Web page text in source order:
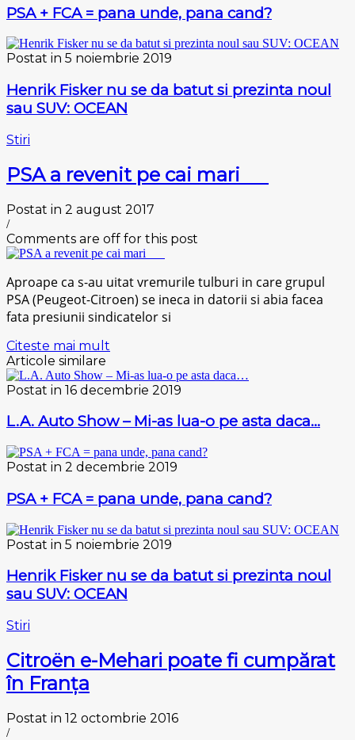
PSA + FCA = pana unde, pana cand?
Postat in 5 noiembrie 2019
Henrik Fisker nu se da batut si prezinta noul
sau SUV: OCEAN
Stiri
PSA a revenit pe cai mari
Postat in 2 august 2017
/
Comments are off for this post
Aproape ca s-au uitat vremurile tulburi in care grupul
PSA (Peugeot-Citroen) se ineca in datorii si abia facea
fata presiunii sindicatelor si
Citeste mai mult
Articole similare
Postat in 16 decembrie 2019
L.A. Auto Show – Mi-as lua-o pe asta daca…
Postat in 2 decembrie 2019
PSA + FCA = pana unde, pana cand?
Postat in 5 noiembrie 2019
Henrik Fisker nu se da batut si prezinta noul
sau SUV: OCEAN
Stiri
Cіtrоën е-Mеhаrі poate fi cumpărat
în Franța
Postat in 12 octombrie 2016
/